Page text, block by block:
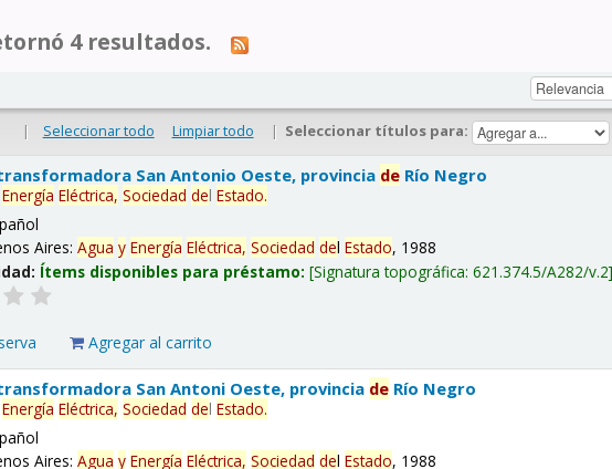
4 resultados.
| Seleccionar todo Limpiar todo | Seleccionar títulos para:
San Antonio Oeste, provincia de Río Negro
Energía Eléctrica, Sociedad delEstado.
Aires:Agua y Energía Eléctrica, Sociedad delEstado, 1988
Ítems disponibles para préstamo: Signatura topográfica:621.374.5/A282/v.2
Agregar al carrito
San Antoni Oeste, provincia de Río Negro
Energía Eléctrica, Sociedad delEstado.
Aires:Agua y Energía Eléctrica, Sociedad delEstado, 1988